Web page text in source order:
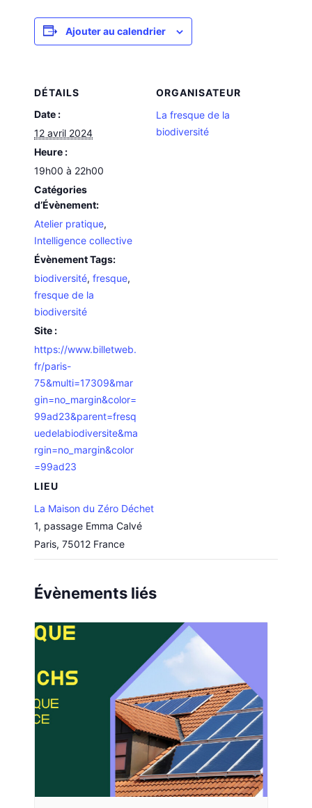
Ajouter au calendrier
DÉTAILS
Date :
12 avril 2024
Heure :
19h00 à 22h00
Catégories
d’Évènement:
Atelier pratique,
Intelligence collective
Évènement Tags:
biodiversité,fresque,
fresque de la
biodiversité
Site :
https://www.billetweb.
fr/paris-
75&multi=17309&mar
gin=no_margin&color=
99ad23&parent=fresq
uedelabiodiversite&ma
rgin=no_margin&color
=99ad23
LIEU
La Maison du Zéro Déchet
1, passage Emma Calvé
Paris, 75012 France
ORGANISATEUR
La fresque de la
biodiversité
Évènements liés